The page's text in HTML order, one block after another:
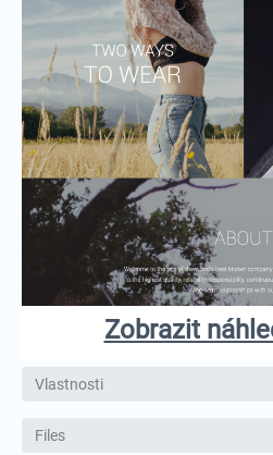
Zobrazit
Vlastnosti
Files